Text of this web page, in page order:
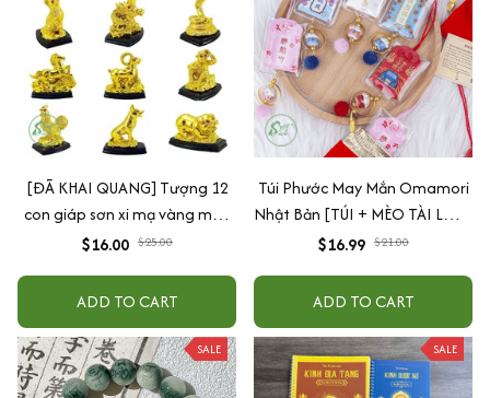
[ĐÃ KHAI QUANG] Tượng 12
con giáp sơn xi mạ vàng may
mắn sức khỏe tài lộc
$16.00 $25.00
ADD TO CART
Túi Phước May Mắn Omamori
Nhật Bản [TÚI + MÈO TÀI LỘC]
Tài Lộc, May Mắn, Tình Duyên,
Học Tập, Kinh Doanh
$16.99 $21.00
ADD TO CART
SALE SALE